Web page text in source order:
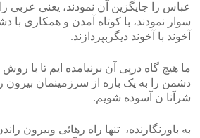
عباس را جایگزین آن نمودند، یعنی عربی
سوار نمودند، با کوتاه آمدن و همکاری
آخوند با آخوند دیگربپردازند.
ما هیچ گاه درپی آن برنیامده ایم تا با
دشمن را به یک باره از سرزمینمان بیرون
شرآنا ن آسوده شویم.
به باورنگارنده، تنها راه رهائی وبیرون